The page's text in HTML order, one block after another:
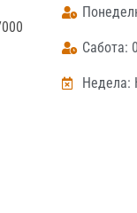
Сабота:
Недела: